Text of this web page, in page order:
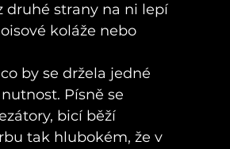
druhé strany na ni lepí
koláže nebo
by se držela jedné
Písně se
bicí běží
tak hlubokém, že v